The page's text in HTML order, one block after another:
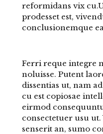
reformidans vix
prodesset est,
conclusionemque
Ferri reque integre
noluisse. Putent
dissentias ut, nam
cu est copiosae
eirmod
consectetuer usu
senserit an, sumo